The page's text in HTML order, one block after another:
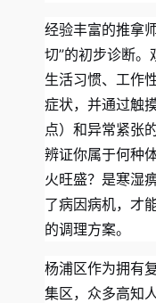
经验丰富的推拿
切”的初步诊断
生活习惯、工作
症状，并通过触
点）和异常紧张
辨证你属于何种
火旺盛？是寒湿
了病因病机，才
的调理方案。
杨浦区作为拥有
集区，众多高知